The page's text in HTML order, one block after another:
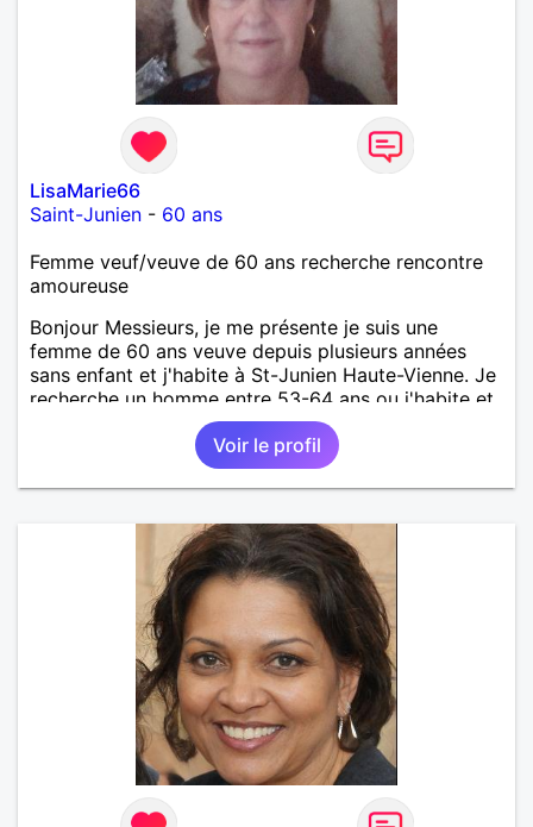
LisaMarie66
Saint-Junien - 60 ans
Femme veuf/veuve de 60 ans recherche rencontre
amoureuse
Bonjour Messieurs, je me présente je suis une
femme de 60 ans veuve depuis plusieurs années
sans enfant et j'habite à St-Junien Haute-Vienne. Je
recherche un homme entre 53-64 ans ou j'habite et
alentours pour faire connaissance en 1er lieu. À voir
par la suite. Je recherche un homme sérieux et
honnête et qui soit gentil et sincère, attentionné et à
l'écoute. Je suis une personne sérieuse à qui la vie
sérieuse et suivie uniquement
Voir le profil